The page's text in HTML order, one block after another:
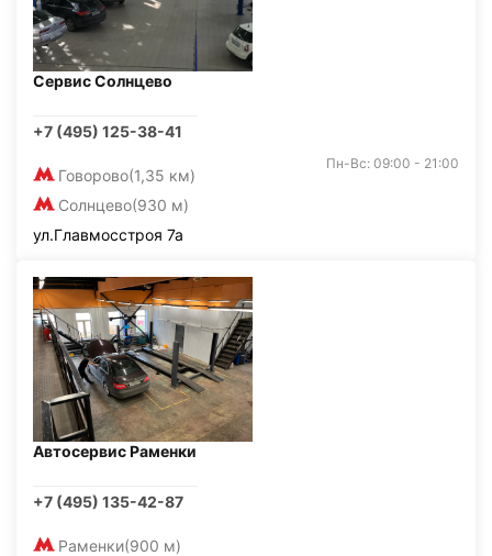
Сервис Солнцево
+7 (495) 125-38-41
Говорово(1,35 км)
Солнцево(930 м)
Пн-Вс: 09:00 - 21:00
ул.Главмосстроя 7а
Автосервис Раменки
+7 (495) 135-42-87
Раменки(900 м)